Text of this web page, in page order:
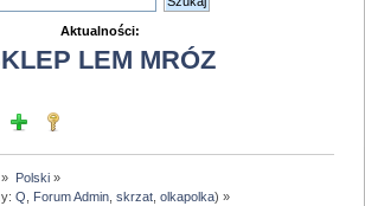
Aktualności:
LEM MRÓZ
» Polski»
Q Forum Admin ,skrzat ,olkapolka) »